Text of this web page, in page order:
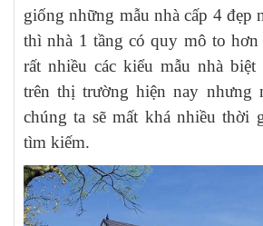
giống những mẫu nhà cấp 4 đẹp
thì nhà 1 tầng có quy mô to
rất nhiều các kiểu mẫu nhà
trên thị trường hiện nay nhưng
chúng ta sẽ mất khá nhiều thời
tìm kiếm.